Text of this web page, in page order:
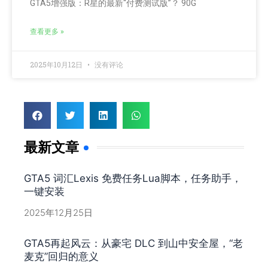
GTA5增强版：R星的最新“付费测试版”？ 90G
查看更多 »
2025年10月12日 没有评论
最新文章
GTA5 词汇Lexis 免费任务Lua脚本，任务助手，
一键安装
2025年12月25日
GTA5再起风云：从豪宅 DLC 到山中安全屋，“老
麦克”回归的意义